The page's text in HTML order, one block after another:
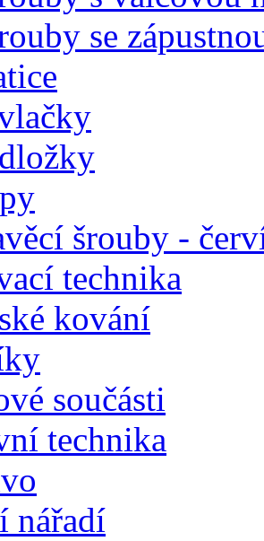
se
šrouby -
technika
kování
součásti
technika
nářadí